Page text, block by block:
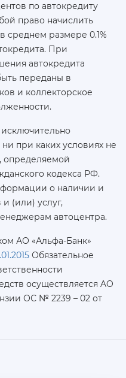
по автокредиту
право начислить
среднем размере 0.1%
При
автокредита
переданы в
и коллекторское
при каких условиях не
определяемой
кодекса РФ.
о наличии и
и (или) услуг,
автоцентра.
АО «Альфа-Банк»
Обязательное
осуществляется AO
ОС № 2239 – 02 от